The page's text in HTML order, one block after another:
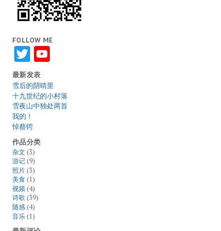
FOLLOW ME
TwitterYouTube
最新发表
雪后的阴晴里
十九世纪的小村落
雪夜山中独处两首
我的！
悼蔡锷
作品分类
杂文 (3)
游记(9)
照片(3)
美食 (1)
视频(4)
诗歌(39)
随感(4)
音乐(1)